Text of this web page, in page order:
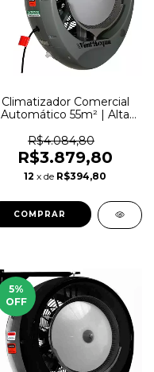
Climatizador Comercial
Automático 55m² | Alta
R$4.084,80
R$3.879,80
12 x de R$394,80
COMPRAR
5%
OFF